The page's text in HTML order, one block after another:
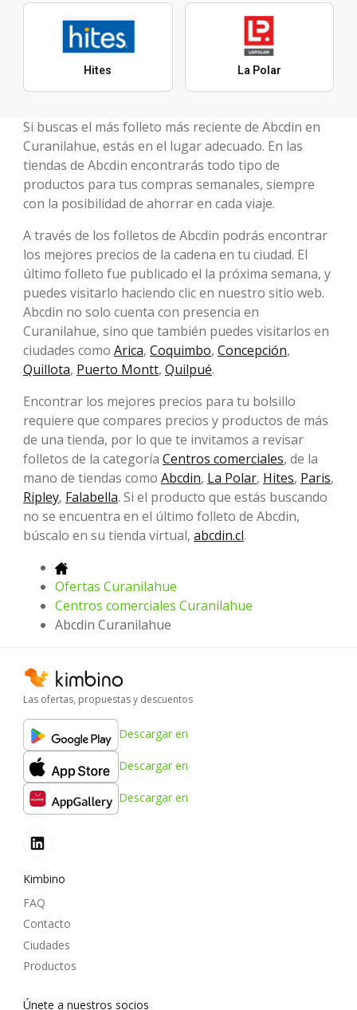
Hites La Polar
Si buscas el más folleto más reciente de Abcdin en
Curanilahue, estás en el lugar adecuado. En las
tiendas de Abcdin encontrarás todo tipo de
productos para tus compras semanales, siempre
con la posibilidad de ahorrar en cada viaje.
A través de los folletos de Abcdin podrás encontrar
los mejores precios de la cadena en tu ciudad. El
último folleto fue publicado el la próxima semana, y
puedes visitarlo haciendo clic en nuestro sitio web.
Abcdin no solo cuenta con presencia en
Curanilahue, sino que también puedes visitarlos en
ciudades como Arica, Coquimbo, Concepción,
Quillota, Puerto Montt, Quilpué.
Encontrar los mejores precios para tu bolsillo
requiere que compares precios y productos de más
de una tienda, por lo que te invitamos a revisar
folletos de la categoría Centros comerciales, de la
mano de tiendas como Abcdin, La Polar, Hites, Paris,
Ripley, Falabella. Si el producto que estás buscando
no se encuentra en el último folleto de Abcdin,
búscalo en su tienda virtual, abcdin.cl.
Ofertas Curanilahue
Centros comerciales Curanilahue
Abcdin Curanilahue
Las ofertas, propuestas y descuentos
Descargar en
Descargar en
Descargar en
Kimbino
FAQ
Contacto
Ciudades
Productos
Únete a nuestros socios